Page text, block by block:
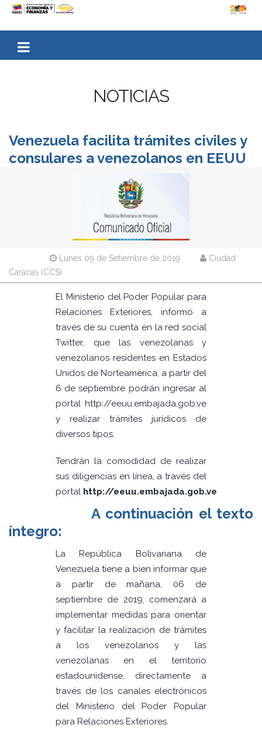
NOTICIAS
Venezuela facilita trámites civiles y
consulares a venezolanos en EEUU
Lunes 09 de Setiembre de 2019
Ciudad
Caracas (CCS)
El Ministerio del Poder Popular para
Relaciones Exteriores, informó a
través de su cuenta en la red social
Twitter, que las venezolanas y
venezolanos residentes en Estados
Unidos de Norteamérica, a partir del
6 de septiembre podrán ingresar al
portal http://eeuu.embajada.gob.ve
y realizar trámites jurídicos de
diversos tipos.
Tendrán la comodidad de realizar
sus diligencias en línea, a través del
portal http://eeuu.embajada.gob.ve
A continuación el texto
íntegro:
La República Bolivariana de
Venezuela tiene a bien informar que
a partir de mañana, 06 de
septiembre de 2019, comenzará a
implementar medidas para orientar
y facilitar la realización de trámites
a los venezolanos y las
venezolanas en el territorio
estadounidense, directamente a
través de los canales electrónicos
del Ministerio del Poder Popular
para Relaciones Exteriores.